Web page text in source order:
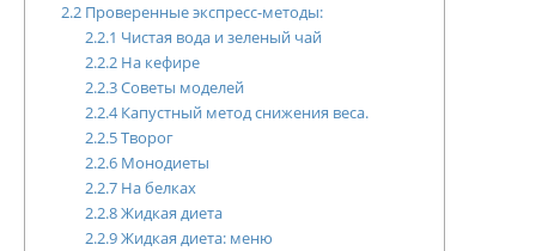
2.2Проверенные экспресс-методы:
2.2.1 Чистая вода и зеленый чай
2.2.2На кефире
2.2.3Советы моделей
2.2.4Капустный метод снижения веса.
2.2.5Творог
2.2.6Монодиеты
2.2.7На белках
2.2.8Жидкая диета
2.2.9Жидкая диета: меню